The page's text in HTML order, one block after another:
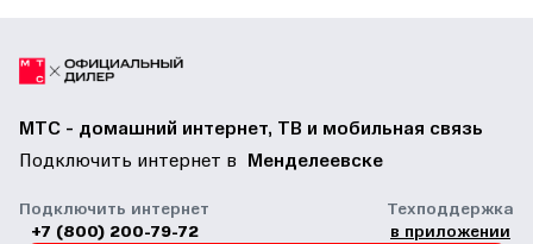
МТС - домашний интернет, ТВ и мобильная связь
Подключить интернет в Менделеевске
Подключить интернет
+7 (800) 200-79-72
Техподдержка
в приложении